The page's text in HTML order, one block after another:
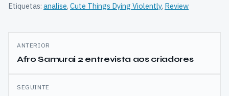
Etiquetas: analise, Cute Things Dying Violently, Review
Navegação
de
artigos
ANTERIOR
Afro Samurai 2 entrevista aos criadores
SEGUINTE